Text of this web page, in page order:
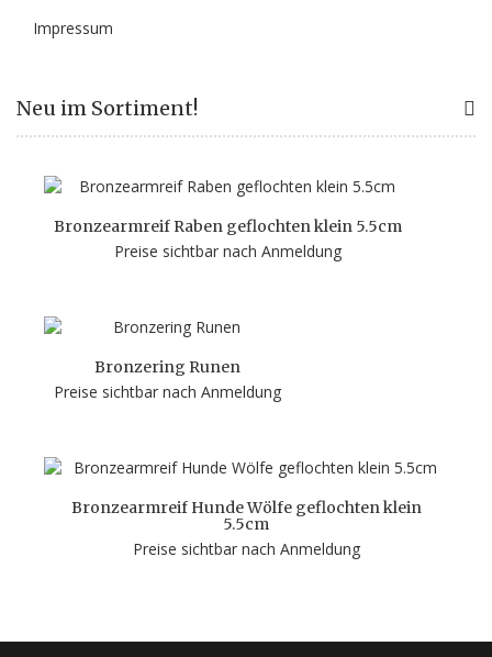
Impressum
Neu im Sortiment!
Bronzearmreif Raben geflochten klein 5.5cm
Preise sichtbar nach Anmeldung
Bronzering Runen
Preise sichtbar nach Anmeldung
Bronzearmreif Hunde Wölfe geflochten klein
5.5cm
Preise sichtbar nach Anmeldung